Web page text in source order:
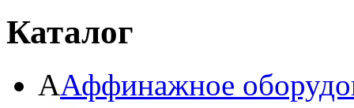
Каталог
ААффинажное